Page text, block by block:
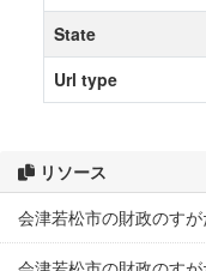
リソース
会津若松市の財政のすが
State
Url type